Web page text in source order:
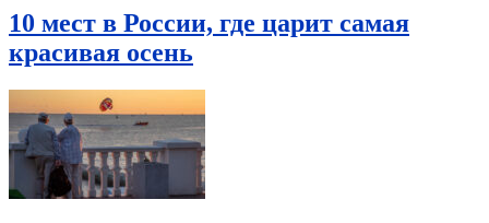
10 мест в России, где царит самая
красивая осень